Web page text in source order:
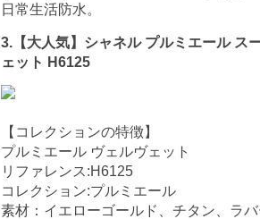
日常生活防水。
3.【大人気】シャネル プルミエール ス
ェット H6125
【コレクションの特徴】
プルミエール ヴェルヴェット
リファレンス:H6125
コレクション:プルミエール
素材：イエローゴールド、チタン、ラ